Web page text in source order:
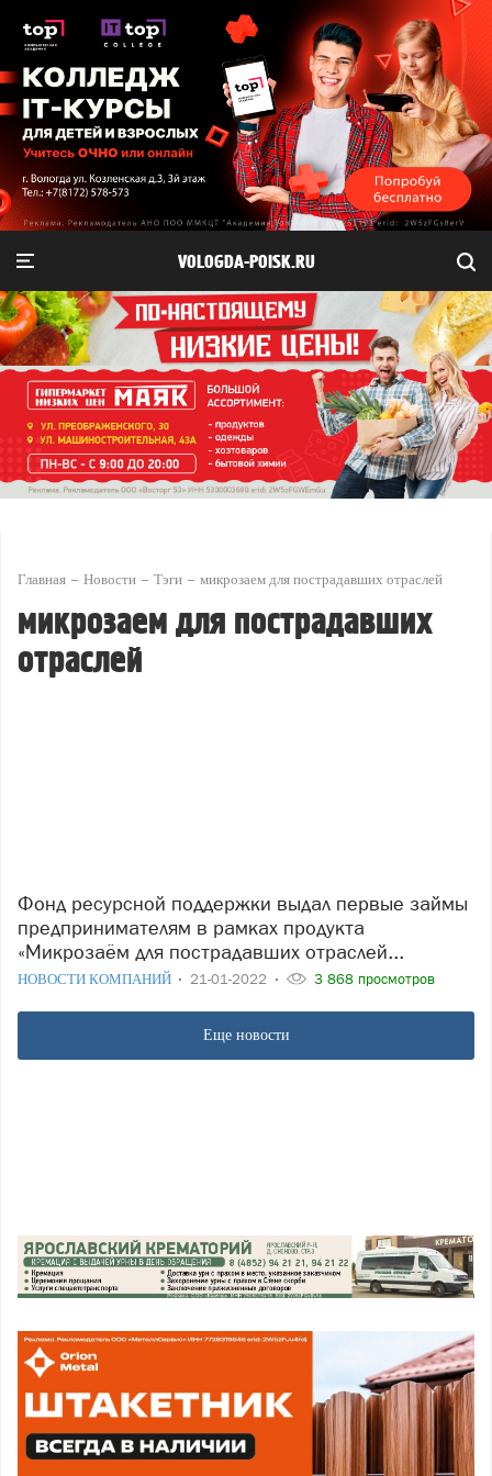
VOLOGDA-POISK.RU
Главная Новости Тэги микрозаем для пострадавших отраслей
микрозаем для пострадавших
отраслей
Фонд ресурсной поддержки выдал первые займы
предпринимателям в рамках продукта
«Микрозаём для пострадавших отраслей...
НОВОСТИ КОМПАНИЙ 21-01-2022 3 868 просмотров
Еще новости